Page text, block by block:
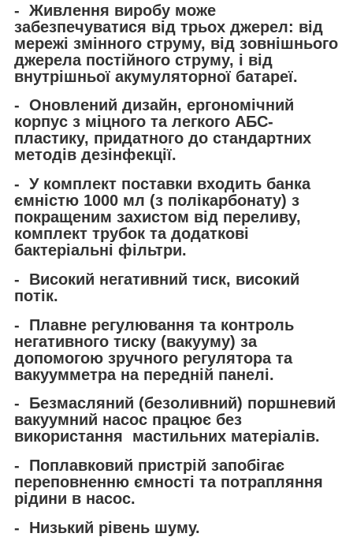
- Живлення виробу може
забезпечуватися від трьох джерел: від
мережі змінного струму, від зовнішнього
джерела постійного струму, і від
внутрішньої акумуляторної батареї.
- Оновлений дизайн, ергономічний
корпус з міцного та легкого АБС-
пластику, придатного до стандартних
методів дезінфекції.
- У комплект поставки входить банка
ємністю 1000 мл (з полікарбонату) з
покращеним захистом від переливу,
комплект трубок та додаткові
бактеріальні фільтри.
- Високий негативний тиск, високий
потік.
- Плавне регулювання та контроль
негативного тиску (вакууму) за
допомогою зручного регулятора та
вакуумметра на передній панелі.
- Безмасляний (безоливний) поршневий
вакуумний насос працює без
використання мастильних матеріалів.
- Поплавковий пристрій запобігає
переповненню ємності та потрапляння
рідини в насос.
- Низький рівень шуму.